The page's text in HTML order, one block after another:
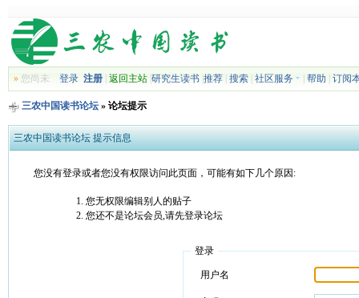
»您尚未 登录 注册| 返回主站| 研究生读书| 推荐| 搜索| 社区服务 帮助 订阅
三农中国读书论坛» 论坛提示
三农中国读书论坛 提示信息
您没有登录或者您没有权限访问此页面，可能有如下几个原因:
您无权限编辑别人的贴子
您还不是论坛会员,请先登录论坛
登录
用户名